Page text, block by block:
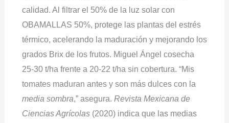
calidad. Al filtrar el 50% de la luz solar con
OBAMALLAS 50%, protege las plantas del estrés
térmico, acelerando la maduración y mejorando los
grados Brix de los frutos. Miguel Ángel cosecha
25-30 t/ha frente a 20-22 t/ha sin cobertura. “Mis
tomates maduran antes y son más dulces con la
media sombra,” asegura. Revista Mexicana de
Ciencias Agrícolas(2020) indica que las medias